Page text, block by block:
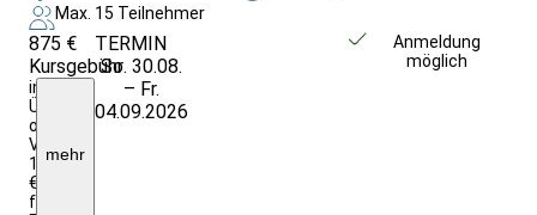
Max. 15 Teilnehmer
875 €
Kursgebühr
inkl.
Übernachtung
ohne
Verpflegung;
1075
€
für
mehr
TERMIN
So. 30.08.
– Fr.
04.09.2026
Anmeldung
möglich